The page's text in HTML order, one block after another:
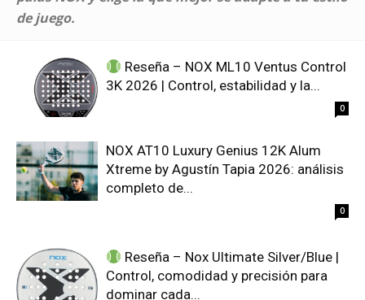
de juego.
Reseña – NOX ML10 Ventus Control
3K 2026 | Control, estabilidad y la...
0
NOX AT10 Luxury Genius 12K Alum
Xtreme by Agustín Tapia 2026: análisis
completo de...
0
Reseña – Nox Ultimate Silver/Blue |
Control, comodidad y precisión para
dominar cada...